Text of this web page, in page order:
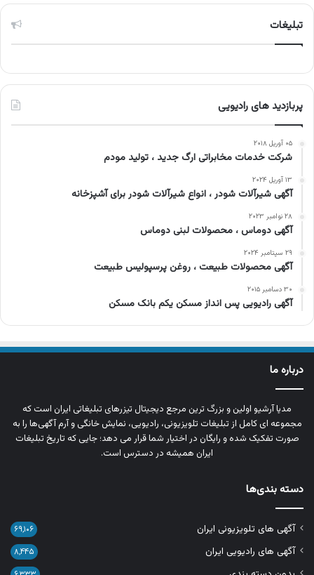
تبلیغات
پربازدید های رادیویی
۰۵ آوریل ۲۰۱۸
شرکت خدمات مخابراتی ارگ جدید ، تولید مودم
۱۳ آوریل ۲۰۲۴
آگهی شیرآلات شودر ، انواع شیرآلات شودر برای آشپزخانه
۲۸ نوامبر ۲۰۲۳
آگهی دوماس ، محصولات لبنی دوماس
۲۹ سپتامبر ۲۰۲۴
آگهی محصولات طبیعت ، روغن پرسپولیس طبیعت
۳۰ دسامبر ۲۰۱۵
آگهی رادیویی پس انداز مسکن یکم بانک مسکن
درباره ما
مدیا آرشیو اولین و بزرگ‌ ترین مرجع دیجیتال تیزرهای تبلیغاتی ایران است که
مجموعه‌ ای کامل از تبلیغات تلویزیونی، رادیویی، نمایش خانگی و آرم‌ آگهی‌ها را به‌
صورت تفکیک‌ شده و رایگان در اختیار شما قرار می‌ دهد؛ جایی که تاریخ تبلیغات
ایران همیشه در دسترس است.
دسته بندی‌ها
آگهی های تلویزیونی ایران ۶۹,۱۰۶
آگهی های رادیویی ایران ۸,۴۴۵